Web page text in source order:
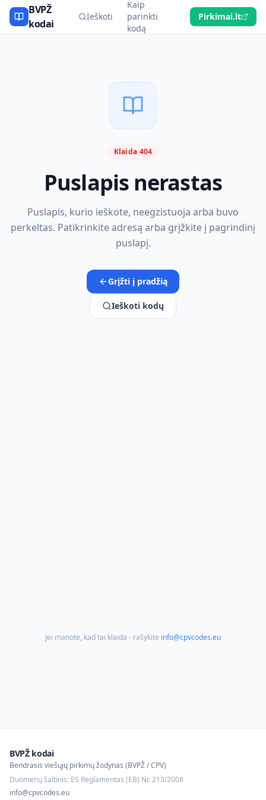
BVPŽ
kodai
Ieškoti
Kaip
parinkti
kodą
Pirkimai.lt
Klaida 404
Puslapis nerastas
Puslapis, kurio ieškote, neegzistuoja arba buvo
perkeltas. Patikrinkite adresą arba grįžkite į pagrindinį
puslapį.
Grįžti į pradžią
Ieškoti kodų
Jei manote, kad tai klaida - rašykite info@cpvcodes.eu
BVPŽ kodai
Bendrasis viešųjų pirkimų žodynas (BVPŽ / CPV)
Duomenų šaltinis: ES Reglamentas (EB) Nr. 213/2008
info@cpvcodes.eu